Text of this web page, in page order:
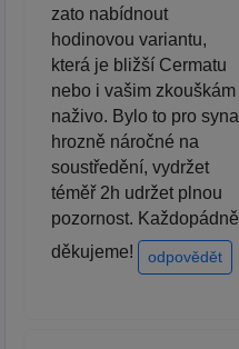
zato nabídnout
hodinovou variantu,
která je bližší Cermatu
nebo i vašim zkouškám
naživo. Bylo to pro syna
hrozně náročné na
soustředění, vydržet
téměř 2h udržet plnou
pozornost. Každopádně
děkujeme!
odpovědět